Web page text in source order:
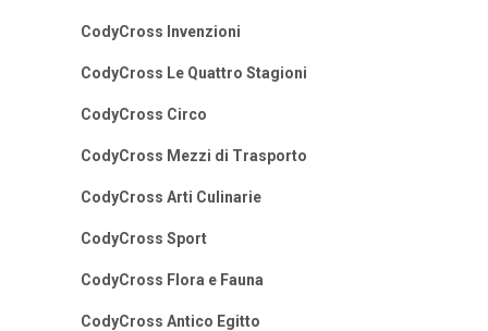
CodyCross Invenzioni
CodyCross Le Quattro Stagioni
CodyCross Circo
CodyCross Mezzi di Trasporto
CodyCross Arti Culinarie
CodyCross Sport
CodyCross Flora e Fauna
CodyCross Antico Egitto